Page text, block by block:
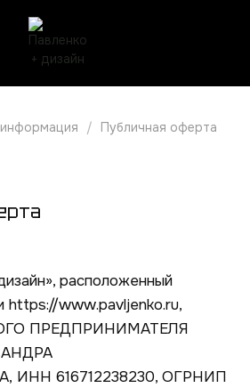
Публичная оферта
расположенный
https://www.pavljenko.ru,
ПРЕДПРИНИМАТЕЛЯ
ИНН 616712238230, ОГРНИП